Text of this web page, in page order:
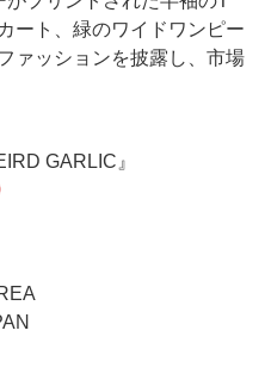
ート、緑のワイドワンピー
ァッションを披露し、市場
GARLIC』